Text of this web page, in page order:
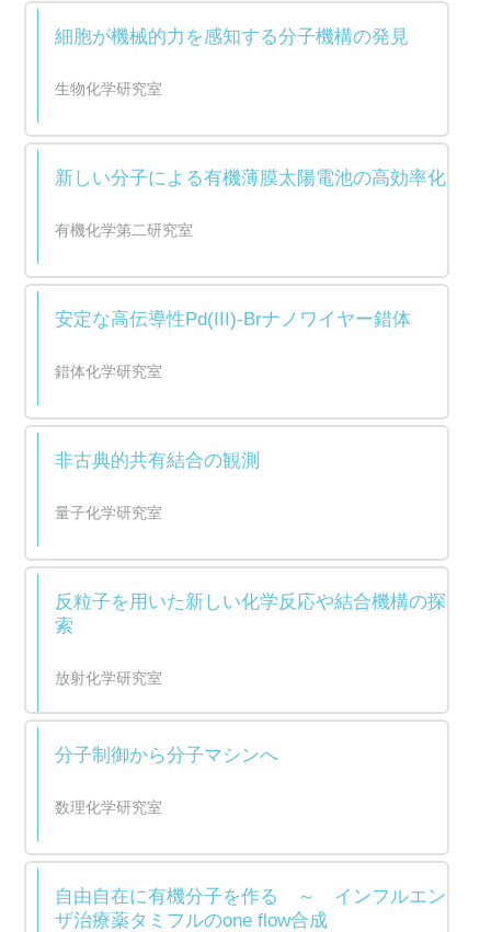
細胞が機械的力を感知する分子機構の発見
生物化学研究室
新しい分子による有機薄膜太陽電池の高効率化
有機化学第二研究室
安定な高伝導性Pd(III)-Brナノワイヤー錯体
錯体化学研究室
非古典的共有結合の観測
量子化学研究室
反粒子を用いた新しい化学反応や結合機構の探
索
放射化学研究室
分子制御から分子マシンへ
数理化学研究室
自由自在に有機分子を作る ～ インフルエン
ザ治療薬タミフルのone flow合成